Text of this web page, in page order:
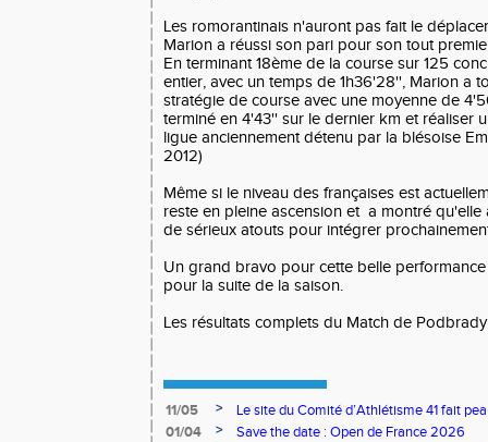
Les romorantinais n'auront pas fait le
Marion a réussi son pari pour son tout
En terminant 18ème de la course sur 125
entier, avec un temps de 1h36'28'', Marion a
stratégie de course avec une moyenne de
terminé en 4'43'' sur le dernier km et réaliser
ligue anciennement détenu par la blésoise
2012)
Même si le niveau des françaises est
reste en pleine ascension et a montré qu'elle
de sérieux atouts pour intégrer
Un grand bravo pour cette belle
pour la suite de la saison.
Les résultats complets du Match de
11/05 >
Le site du Comité d’Athlétisme 41 fait
01/04
>
Save the date : Open de France 2026